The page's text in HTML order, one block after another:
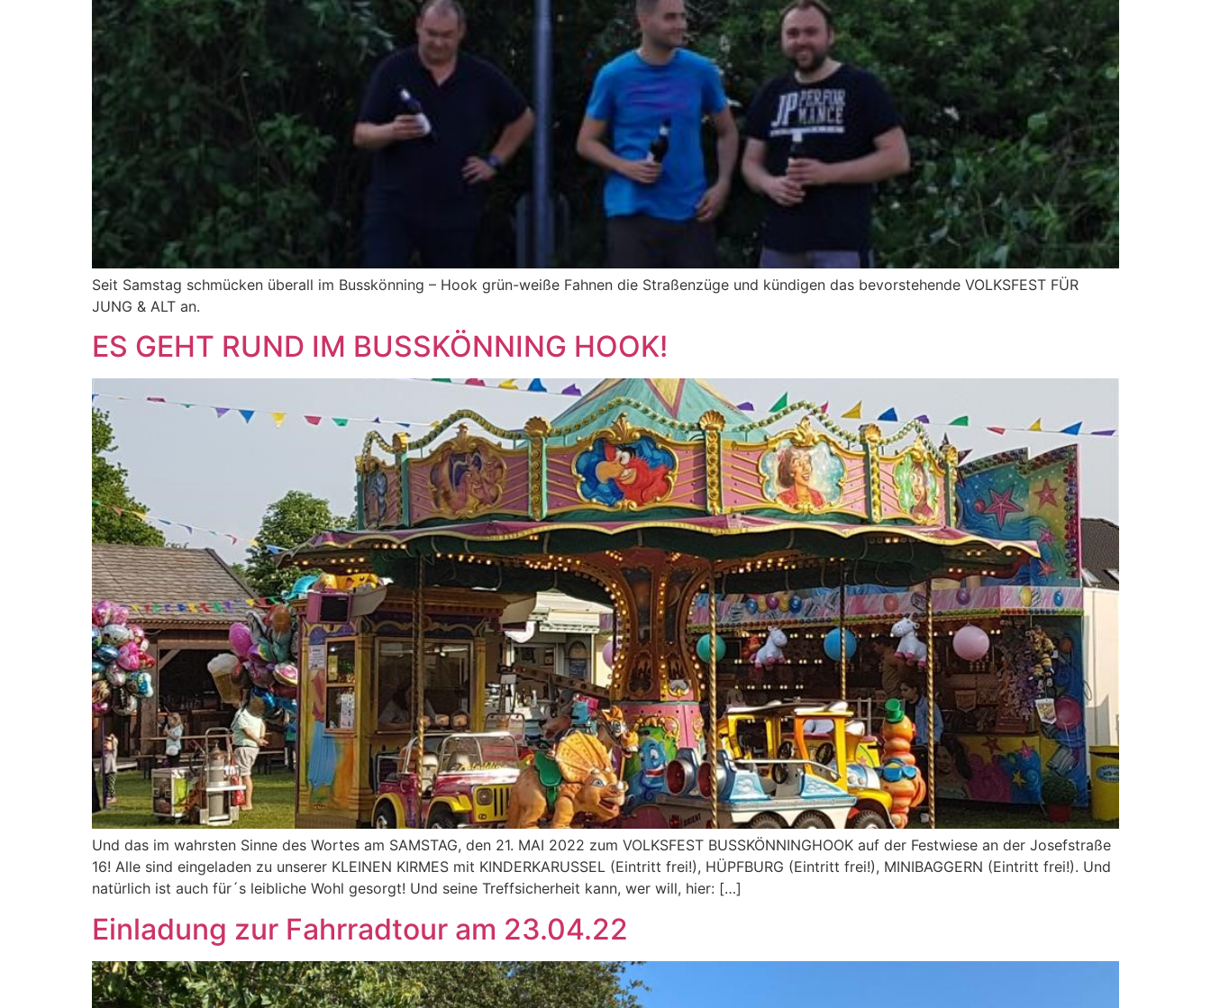
Seit Samstag schmücken überall im Busskönning – Hook grün-weiße Fahnen die Straßenzüge und kündigen das bevorstehende VOLKSFEST FÜR
JUNG & ALT an.
ES GEHT RUND IM BUSSKÖNNING HOOK!
Und das im wahrsten Sinne des Wortes am SAMSTAG, den 21. MAI 2022 zum VOLKSFEST BUSSKÖNNINGHOOK auf der Festwiese an der Josefstraße
16! Alle sind eingeladen zu unserer KLEINEN KIRMES mit KINDERKARUSSEL (Eintritt frei!), HÜPFBURG (Eintritt frei!), MINIBAGGERN (Eintritt frei!). Und
natürlich ist auch für´s leibliche Wohl gesorgt! Und seine Treffsicherheit kann, wer will, hier: […]
Einladung zur Fahrradtour am 23.04.22